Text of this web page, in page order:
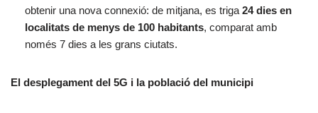
obtenir una nova connexió: de mitjana, es triga 24 dies en
localitats de menys de 100 habitants, comparat amb
només 7 dies a les grans ciutats.
El desplegament del 5G i la població del municipi